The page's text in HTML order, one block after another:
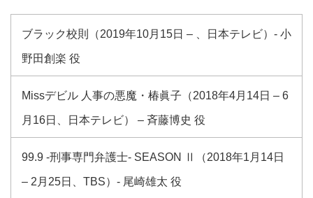
ブラック校則（2019年10月15日 – 、日本テレビ）- 小
野田創楽 役
Missデビル 人事の悪魔・椿眞子（2018年4月14日 – 6
月16日、日本テレビ） – 斉藤博史 役
99.9 -刑事専門弁護士- SEASON Ⅱ（2018年1月14日
– 2月25日、TBS）- 尾崎雄太 役